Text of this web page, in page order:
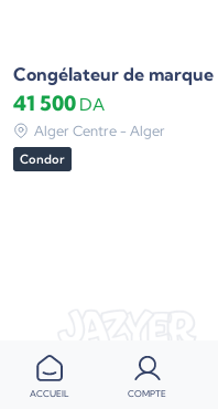
41 500 DA
Alger Centre - Alger
Condor
ACCUEIL COMPTE